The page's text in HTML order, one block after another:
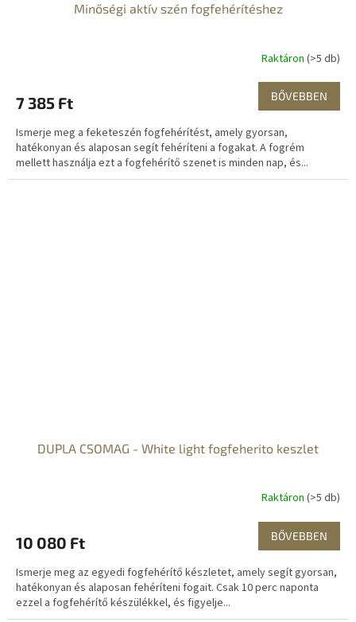
Minőségi aktív szén fogfehérítéshez
Raktáron (>5 db)
7 385 Ft BŐVEBBEN
Ismerje meg a feketeszén fogfehérítést, amely gyorsan,
hatékonyan és alaposan segít fehéríteni a fogakat. A fogrém
mellett használja ezt a fogfehérítő szenet is minden nap, és...
DUPLA CSOMAG - White light fogfeherito keszlet
Raktáron (>5 db)
10 080 Ft BŐVEBBEN
Ismerje meg az egyedi fogfehérítő készletet, amely segít gyorsan,
hatékonyan és alaposan fehéríteni fogait. Csak 10 perc naponta
ezzel a fogfehérítő készülékkel, és figyelje...